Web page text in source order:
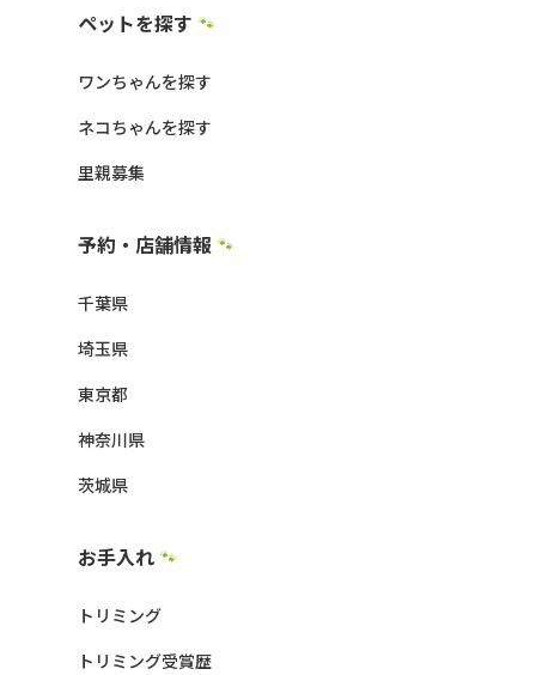
ペットを探す 🐾
ワンちゃんを探す
ネコちゃんを探す
里親募集
予約・店舗情報 🐾
千葉県
埼玉県
東京都
神奈川県
茨城県
お手入れ 🐾
トリミング
トリミング受賞歴